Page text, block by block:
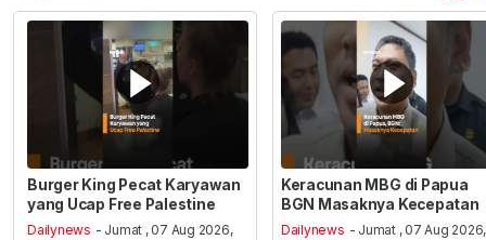
Burger King Pecat Karyawan
yang Ucap Free Palestine
Dailynews - Jumat , 07 Aug 2026,
Keracunan MBG di Papua
BGN Masaknya Kecepatan
Dailynews - Jumat , 07 Aug 2026,